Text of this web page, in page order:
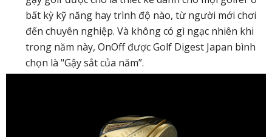
bất kỳ kỹ năng hay trình độ nào, từ người mới chơi
đến chuyên nghiệp. Và không có gì ngạc nhiên khi
trong năm này, OnOff được Golf Digest Japan bình
chọn là "Gậy sắt của năm”.